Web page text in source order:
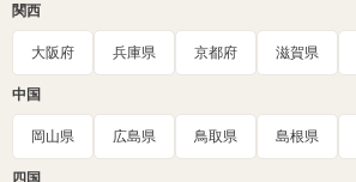
関西
大阪府 兵庫県 京都府 滋賀県
中国
岡山県 広島県 鳥取県 島根県
四国